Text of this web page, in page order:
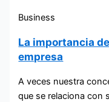
Business
La importancia
empresa
A veces nuestra
que se relaciona con